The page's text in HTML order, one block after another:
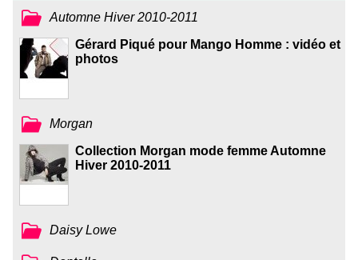
Automne Hiver 2010-2011
Gérard Piqué pour Mango Homme : vidéo et
photos
Morgan
Collection Morgan mode femme Automne
Hiver 2010-2011
Daisy Lowe